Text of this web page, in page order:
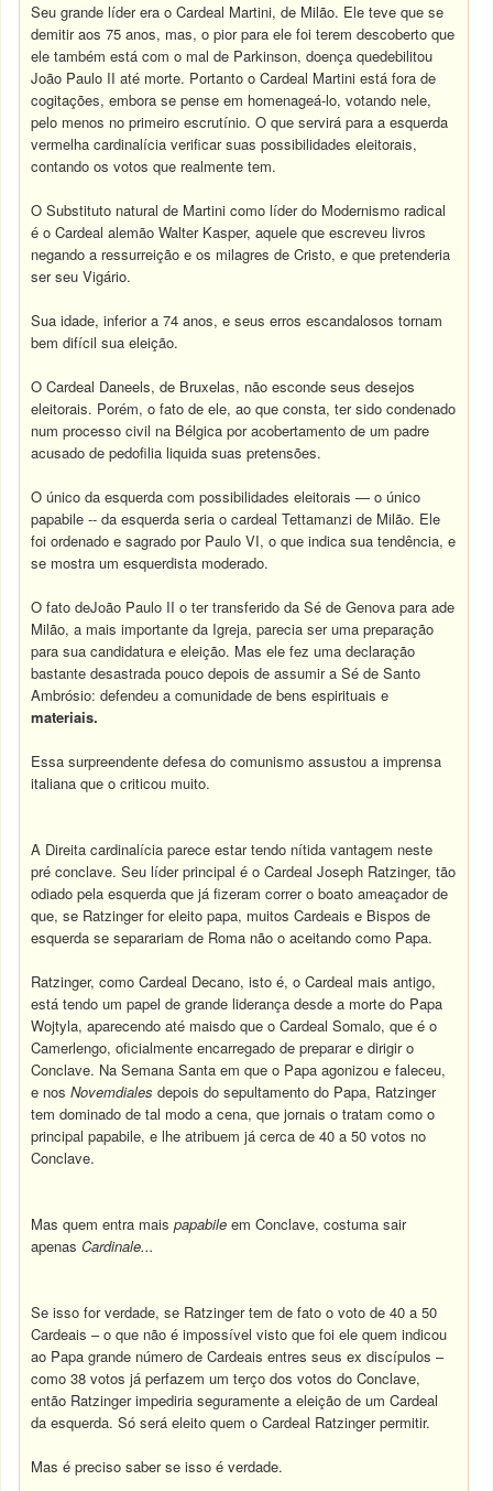
Seu grande líder era o Cardeal Martini, de Milão. Ele teve que se
demitir aos 75 anos, mas, o pior para ele foi terem descoberto que
ele também está com o mal de Parkinson, doença quedebilitou
João Paulo II até morte. Portanto o Cardeal Martini está fora de
cogitações, embora se pense em homenageá-lo, votando nele,
pelo menos no primeiro escrutínio. O que servirá para a esquerda
vermelha cardinalícia verificar suas possibilidades eleitorais,
contando os votos que realmente tem.
O Substituto natural de Martini como líder do Modernismo radical
é o Cardeal alemão Walter Kasper, aquele que escreveu livros
negando a ressurreição e os milagres de Cristo, e que pretenderia
ser seu Vigário.
Sua idade, inferior a 74 anos, e seus erros escandalosos tornam
bem difícil sua eleição.
O Cardeal Daneels, de Bruxelas, não esconde seus desejos
eleitorais. Porém, o fato de ele, ao que consta, ter sido condenado
num processo civil na Bélgica por acobertamento de um padre
acusado de pedofilia liquida suas pretensões.
O único da esquerda com possibilidades eleitorais — o único
papabile -- da esquerda seria o cardeal Tettamanzi de Milão. Ele
foi ordenado e sagrado por Paulo VI, o que indica sua tendência, e
se mostra um esquerdista moderado.
O fato deJoão Paulo II o ter transferido da Sé de Genova para ade
Milão, a mais importante da Igreja, parecia ser uma preparação
para sua candidatura e eleição. Mas ele fez uma declaração
bastante desastrada pouco depois de assumir a Sé de Santo
Ambrósio: defendeu a comunidade de bens espirituais e
materiais.
Essa surpreendente defesa do comunismo assustou a imprensa
italiana que o criticou muito.
A Direita cardinalícia parece estar tendo nítida vantagem neste
pré conclave. Seu líder principal é o Cardeal Joseph Ratzinger, tão
odiado pela esquerda que já fizeram correr o boato ameaçador de
que, se Ratzinger for eleito papa, muitos Cardeais e Bispos de
esquerda se separariam de Roma não o aceitando como Papa.
Ratzinger, como Cardeal Decano, isto é, o Cardeal mais antigo,
está tendo um papel de grande liderança desde a morte do Papa
Wojtyla, aparecendo até maisdo que o Cardeal Somalo, que é o
Camerlengo, oficialmente encarregado de preparar e dirigir o
Conclave. Na Semana Santa em que o Papa agonizou e faleceu,
e nosNovemdiales depois do sepultamento do Papa, Ratzinger
tem dominado de tal modo a cena, que jornais o tratam como o
principal papabile, e lhe atribuem já cerca de 40 a 50 votos no
Conclave.
Mas quem entra maispapabile em Conclave, costuma sair
apenasCardinale...
Se isso for verdade, se Ratzinger tem de fato o voto de 40 a 50
Cardeais – o que não é impossível visto que foi ele quem indicou
ao Papa grande número de Cardeais entres seus ex discípulos –
como 38 votos já perfazem um terço dos votos do Conclave,
então Ratzinger impediria seguramente a eleição de um Cardeal
da esquerda. Só será eleito quem o Cardeal Ratzinger permitir.
Mas é preciso saber se isso é verdade.